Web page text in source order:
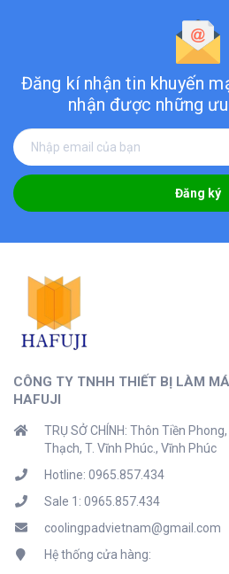
Đăng kí nhận tin khuyến
nhận được những
Đăng ký
CÔNG TY TNHH THIẾT BỊ LÀM
HAFUJI
TRỤ SỞ CHÍNH: Thôn Tiền
Thạch, T. Vĩnh Phúc., Vĩnh Phúc
Hotline: 0965.857.434
Sale 1: 0965.857.434
coolingpadvietnam@gmail.com
Hệ thống cửa hàng: